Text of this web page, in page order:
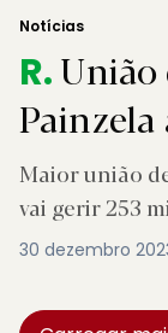
Notícias
R.União
Maior união
vai gerir 253
30 dezembro